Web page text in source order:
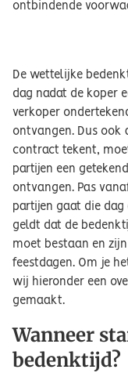
ontbindende
De wettelijke
dag nadat de koper
verkoper
ontvangen. Dus ook
contract tekent,
partijen een
ontvangen. Pas
partijen gaat die dag
geldt dat de
moet bestaan en
feestdagen. Om je
wij hieronder een
gemaakt.
Wanneer
bedenktijd?